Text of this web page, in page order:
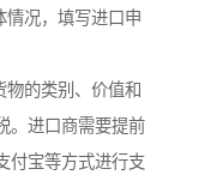
情况，填写进口申
的类别、价值和
。进口商需要提前
付宝等方式进行支